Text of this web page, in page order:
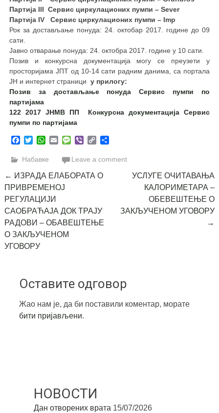
ПартијаIII Сервис циркулационих пумпи – Sever
ПартијаIV Сервис циркулационих пумпи – Imp
Рок за достављање понуда: 24. октобар 2017. године до 09
сати.
Јавно отварање понуда: 24. октобра 2017. године у 10 сати.
Позив и конкурсна документација могу се преузети у
просторијама ЈПТ од 10-14 сати радним данима, са портала
ЈН и интернет страници у прилогу:
Позив за достављање понуда Сервис пумпи по
партијама
122 2017 ЈНМВ ПП Конкурсна документација Сервис
пумпи по партијама
Facebook
TwitterWhatsApp
EmailMessage
ViberCopy
Набавке Leave a comment
Post
navigation
← ИЗРАДА ЕЛАБОРАТА О
ПРИВРЕМЕНОЈ
РЕГУЛАЦИЈИ
САОБРАЋАЈА ДОК ТРАЈУ
РАДОВИ – ОБАВЕШТЕЊЕ
О ЗАКЉУЧЕНОМ
УГОВОРУ
УСЛУГЕ ОЧИТАВАЊА
КАЛОРИМЕТАРА –
ОБЕВЕШТЕЊЕ О
ЗАКЉУЧЕНОМ УГОВОРУ
→
Оставите одговор
Жао нам је, да би поставили коментар, морате
бити пријављени.
НОВОСТИ
Дан отворених врата 15/07/2026